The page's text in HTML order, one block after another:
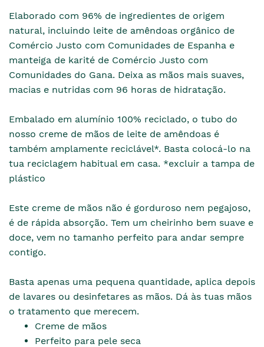
Elaborado com 96% de ingredientes de origem
natural, incluindo leite de amêndoas orgânico de
Comércio Justo com Comunidades de Espanha e
manteiga de karité de Comércio Justo com
Comunidades do Gana. Deixa as mãos mais suaves,
macias e nutridas com 96 horas de hidratação.
Embalado em alumínio 100% reciclado, o tubo do
nosso creme de mãos de leite de amêndoas é
também amplamente reciclável*. Basta colocá-lo na
tua reciclagem habitual em casa. *excluir a tampa de
plástico
Este creme de mãos não é gorduroso nem pegajoso,
é de rápida absorção. Tem um cheirinho bem suave e
doce, vem no tamanho perfeito para andar sempre
contigo.
Basta apenas uma pequena quantidade, aplica depois
de lavares ou desinfetares as mãos. Dá às tuas mãos
o tratamento que merecem.
Creme de mãos
Perfeito para pele seca